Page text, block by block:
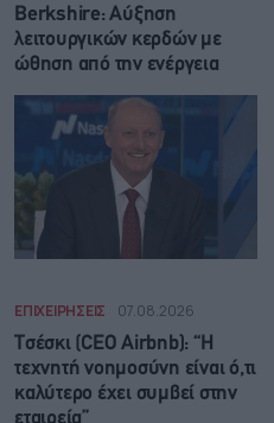
Berkshire: Αύξηση
λειτουργικών κερδών με
ώθηση από την ενέργεια
ΕΠΙΧΕΙΡΗΣΕΙΣ 07.08.2026
Τσέσκι (CEO Airbnb): “Η
τεχνητή νοημοσύνη είναι ό,τι
καλύτερο έχει συμβεί στην
εταιρεία”